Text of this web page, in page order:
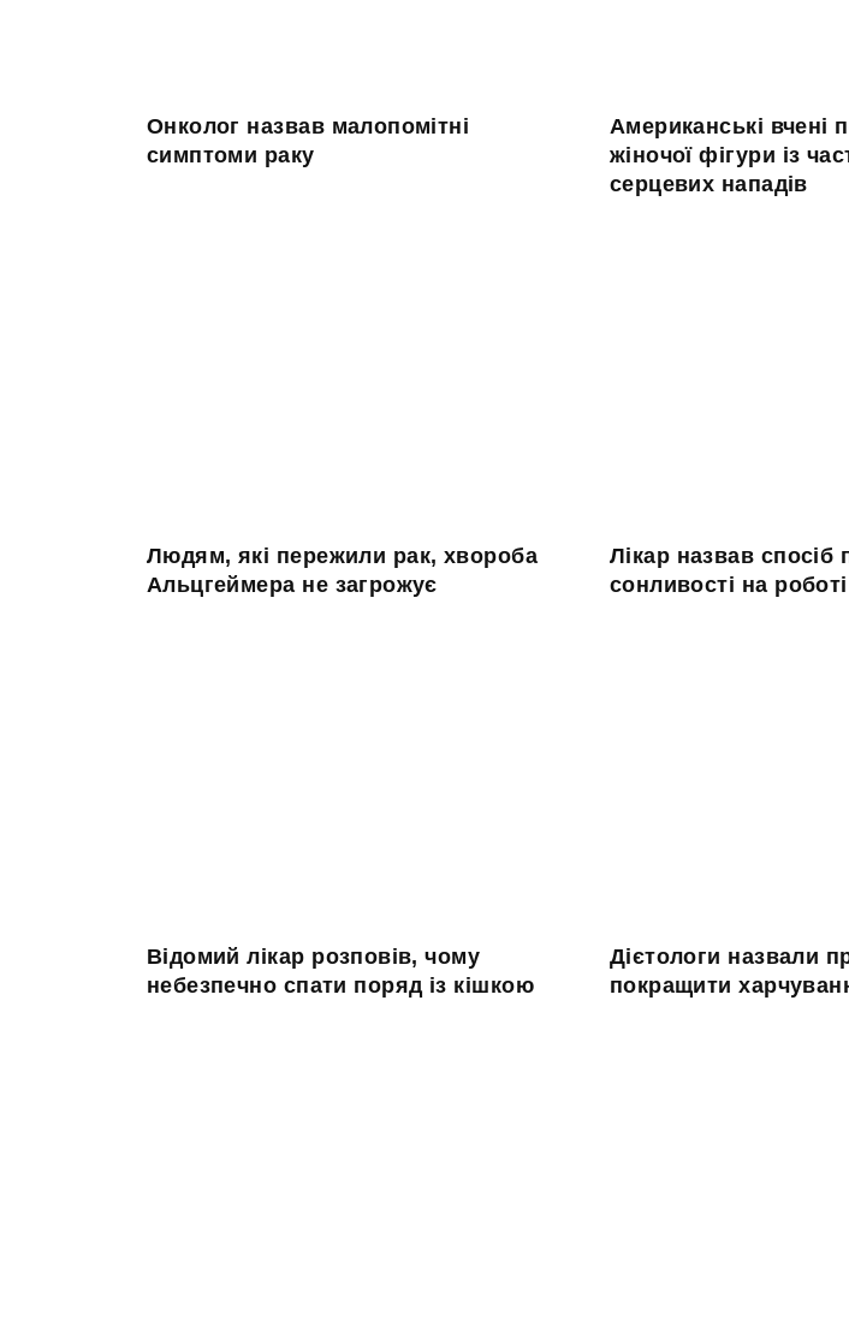
Онколог назвав малопомітні
симптоми раку
Американські вчені
жіночої фігури із
серцевих нападів
Людям, які пережили рак, хвороба
Альцгеймера не загрожує
Лікар назвав спосіб
сонливості на роботі
Відомий лікар розповів, чому
небезпечно спати поряд із кішкою
Дієтологи назвали
покращити